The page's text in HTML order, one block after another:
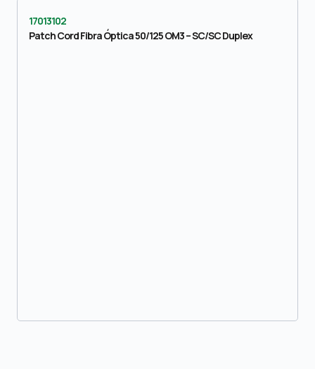
17013102
Patch Cord Fibra Óptica 50/125 OM3 – SC/SC Duplex